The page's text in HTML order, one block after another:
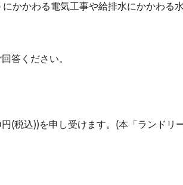
かかわる電気工事や給排水にかかわる
答ください。
(税込))を申し受けます。(本「ランド